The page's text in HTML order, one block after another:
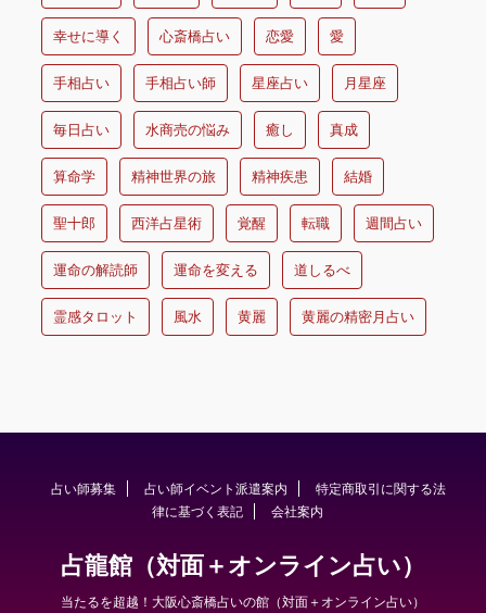
幸せに導く 心斎橋占い 恋愛 愛
手相占い 手相占い師 星座占い 月星座
毎日占い 水商売の悩み 癒し 真成
算命学 精神世界の旅 精神疾患 結婚
聖十郎 西洋占星術 覚醒 転職 週間占い
運命の解読師 運命を変える 道しるべ
霊感タロット 風水 黄麗 黄麗の精密月占い
占い師募集 占い師イベント派遣案内
特定商取引に関する法
律に基づく表記
会社案内
占龍館（対面＋オンライン占い）
当たるを超越！大阪心斎橋占いの館（対面＋オンライン占い）